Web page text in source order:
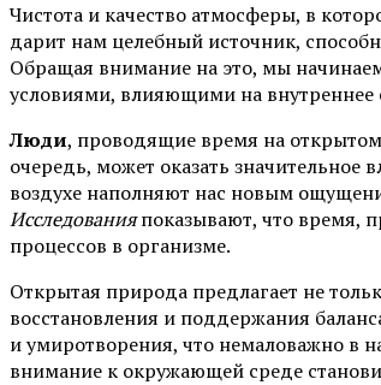
Чистота и качество атмосферы, в
дарит нам целебный источник,
Обращая внимание на это, мы
условиями, влияющими на внутреннее
Люди, проводящие время на
очередь, может оказать значительное
воздухе наполняют нас новым
Исследованияпоказывают, что время,
процессов в организме.
Открытая природа предлагает не
восстановления и поддержания
и умиротворения, что немаловажно в
внимание к окружающей среде